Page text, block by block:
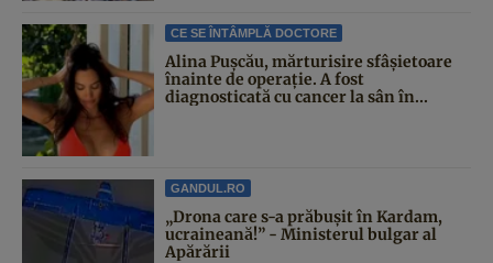
CE SE ÎNTÂMPLĂ DOCTORE
Alina Pușcău, mărturisire sfâșietoare
înainte de operație. A fost
diagnosticată cu cancer la sân în...
GANDUL.RO
„Drona care s-a prăbușit în Kardam,
ucraineană!” - Ministerul bulgar al
Apărării